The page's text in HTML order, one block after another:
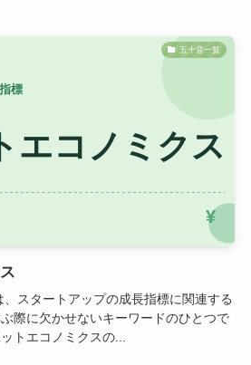
五十音一覧
スタートアップの成長指標に関連する
際に欠かせないキーワードのひとつで
トエコノミクスの...